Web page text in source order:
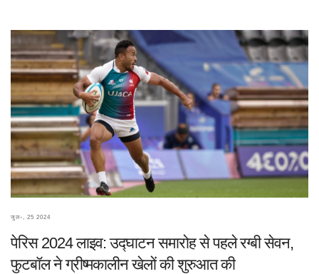
जुल॰, 25 2024
पेरिस 2024 लाइव: उद्घाटन समारोह से पहले रग्बी सेवन,
फुटबॉल ने ग्रीष्मकालीन खेलों की शुरुआत की